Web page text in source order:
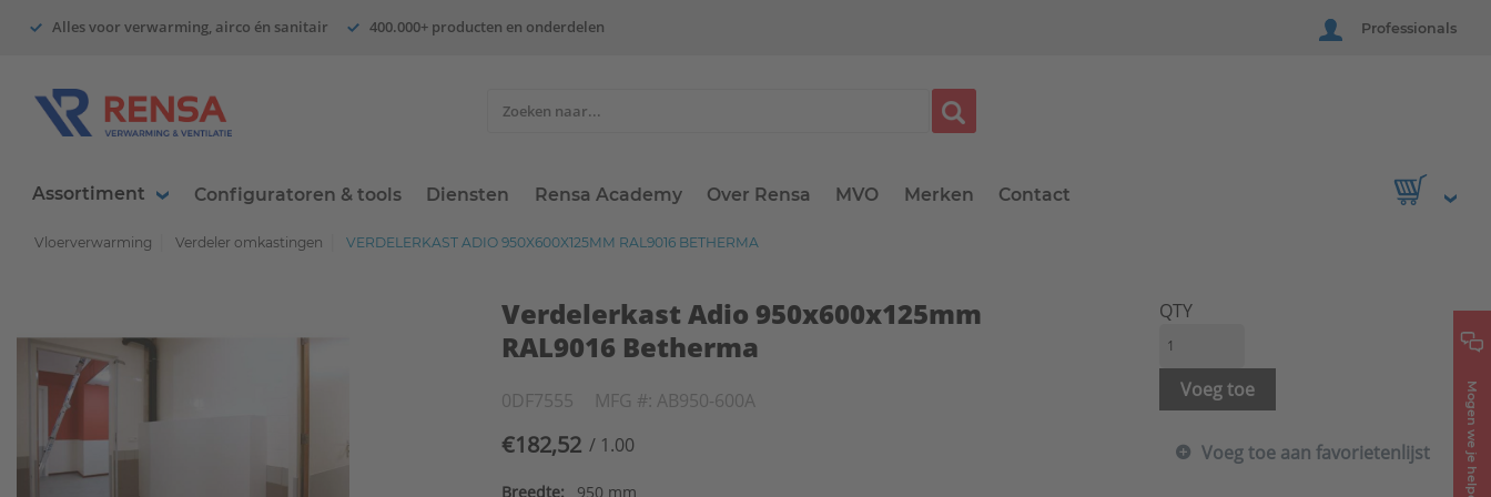
Alles voor verwarming, airco én sanitair 400.000+ producten en onderdelen Professionals
Assortiment Configuratoren & tools Diensten Rensa Academy Over Rensa MVO Merken Contact
Mogen we je helpen?
Vloerverwarming Verdeler omkastingen VERDELERKAST ADIO 950X600X125MM RAL9016 BETHERMA
Verdelerkast Adio 950x600x125mm
RAL9016 Betherma
0DF7555 MFG #: AB950-600A
€182,52 / 1.00
Breedte:
950 mm
QTY
Voeg toe
Voeg toe aan favorietenlijst